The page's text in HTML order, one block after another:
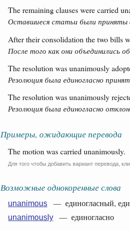
The remaining clauses were carried
Оставшиеся статьи были приняты
After their consolidation the two bills
После того как они объединились
The resolution was unanimously
Резолюция была единогласно
The resolution was unanimously
Резолюция была единогласно
Примеры, ожидающие перевода
The motion was carried unanimously.
Для того чтобы добавить вариант перевода,
Возможные однокоренные слова
unanimous — единогласный,
unanimously — единогласно